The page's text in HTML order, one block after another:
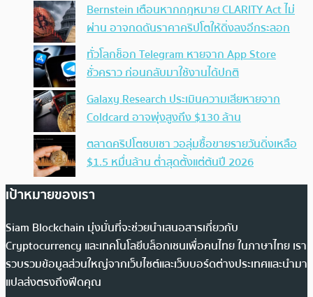
Bernstein เตือนหากกฎหมาย CLARITY Act ไม่
ผ่าน อาจกดดันราคาคริปโตให้ดิ่งลงอีกระลอก
ทั่วโลกช็อก Telegram หายจาก App Store
ชั่วคราว ก่อนกลับมาใช้งานได้ปกติ
Galaxy Research ประเมินความเสียหายจาก
Coldcard อาจพุ่งสูงถึง $130 ล้าน
ตลาดคริปโตซบเซา วอลุ่มซื้อขายรายวันดิ่งเหลือ
$1.5 หมื่นล้าน ต่ำสุดตั้งแต่ต้นปี 2026
เป้าหมายของเรา
Siam Blockchain มุ่งมั่นที่จะช่วยนำเสนอสารเกี่ยวกับ
Cryptocurrency และเทคโนโลยีบล็อกเชนเพื่อคนไทย ในภาษาไทย เรา
รวบรวมข้อมูลส่วนใหญ่จากเว็บไซต์และเว็บบอร์ดต่างประเทศและนำมา
แปลส่งตรงถึงฟีดคุณ